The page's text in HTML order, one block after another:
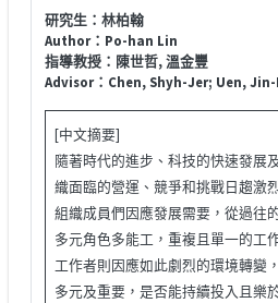
研究生：林柏翰
Author：Po-han Lin
指導教授：陳世哲, 溫金豐
Advisor：Chen, Shyh-Jer; Uen, Jin-
[中文摘要]
隨著時代的進步、科技的快速發展
織面臨的營運、競爭和挑戰日趨激
組織成員們因應發展需要，從過往
多元角色多能工，重複且單一的工
工作者則因應如此劇烈的環境轉變
多元及重要，是否能持續投入且樂